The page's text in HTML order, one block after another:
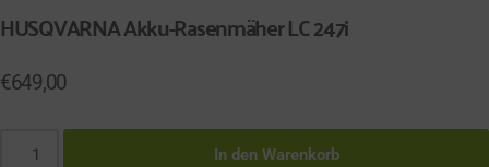
HUSQVARNA Akku-Rasenmäher LC 247i
€649,00
In den Warenkorb